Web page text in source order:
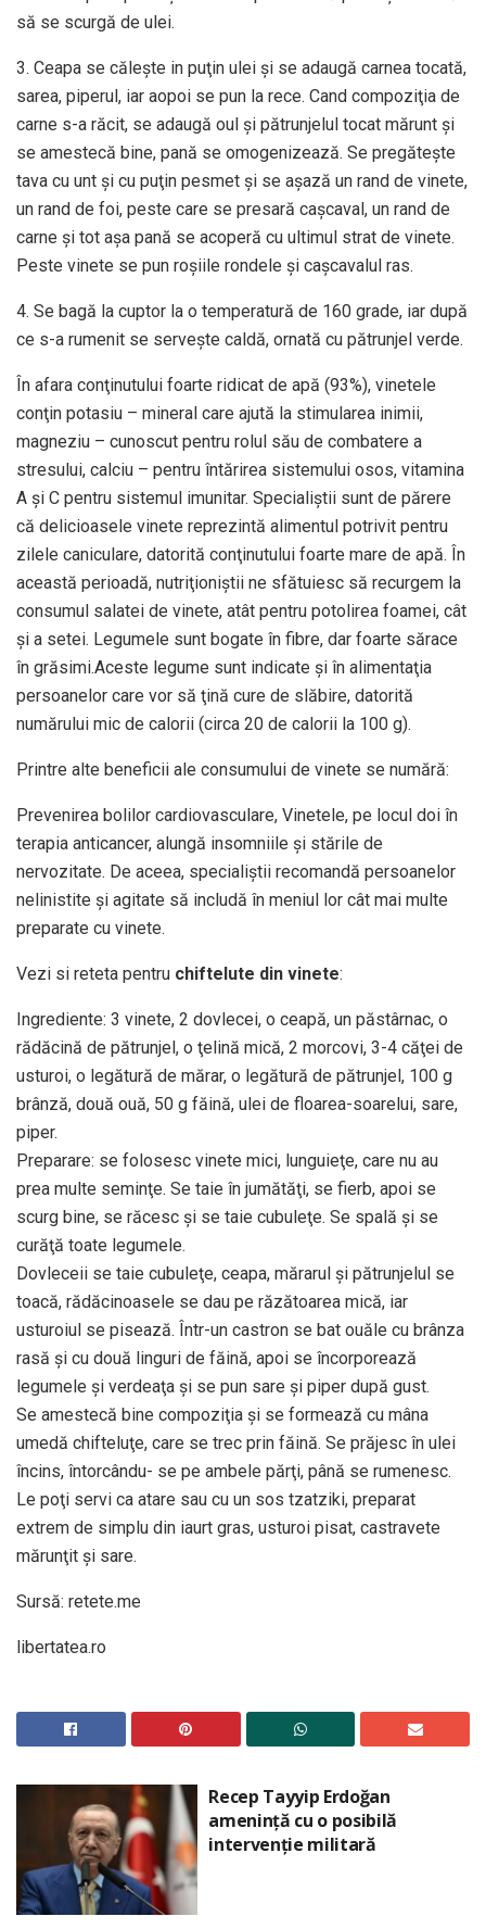
să se scurgă de ulei.
3. Ceapa se căleşte in puţin ulei şi se adaugă carnea tocată,
sarea, piperul, iar aopoi se pun la rece. Cand compoziţia de
carne s-a răcit, se adaugă oul şi pătrunjelul tocat mărunt şi
se amestecă bine, pană se omogenizează. Se pregăteşte
tava cu unt şi cu puţin pesmet şi se aşază un rand de vinete,
un rand de foi, peste care se presară caşcaval, un rand de
carne şi tot aşa pană se acoperă cu ultimul strat de vinete.
Peste vinete se pun roşiile rondele şi caşcavalul ras.
4. Se bagă la cuptor la o temperatură de 160 grade, iar după
ce s-a rumenit se serveşte caldă, ornată cu pătrunjel verde.
În afara conţinutului foarte ridicat de apă (93%), vinetele
conţin potasiu – mineral care ajută la stimularea inimii,
magneziu – cunoscut pentru rolul său de combatere a
stresului, calciu – pentru întărirea sistemului osos, vitamina
A şi C pentru sistemul imunitar. Specialiştii sunt de părere
că delicioasele vinete reprezintă alimentul potrivit pentru
zilele caniculare, datorită conţinutului foarte mare de apă. În
această perioadă, nutriţioniştii ne sfătuiesc să recurgem la
consumul salatei de vinete, atât pentru potolirea foamei, cât
şi a setei. Legumele sunt bogate în fibre, dar foarte sărace
în grăsimi.Aceste legume sunt indicate şi în alimentaţia
persoanelor care vor să ţină cure de slăbire, datorită
numărului mic de calorii (circa 20 de calorii la 100 g).
Printre alte beneficii ale consumului de vinete se numără:
Prevenirea bolilor cardiovasculare, Vinetele, pe locul doi în
terapia anticancer, alungă insomniile şi stările de
nervozitate. De aceea, specialiştii recomandă persoanelor
nelinistite şi agitate să includă în meniul lor cât mai multe
preparate cu vinete.
Vezi si reteta pentru chiftelute din vinete:
Ingrediente: 3 vinete, 2 dovlecei, o ceapă, un păstârnac, o
rădăcină de pătrunjel, o ţelină mică, 2 morcovi, 3-4 căţei de
usturoi, o legătură de mărar, o legătură de pătrunjel, 100 g
brânză, două ouă, 50 g făină, ulei de floarea-soarelui, sare,
piper.
Preparare: se folosesc vinete mici, lunguieţe, care nu au
prea multe seminţe. Se taie în jumătăţi, se fierb, apoi se
scurg bine, se răcesc şi se taie cubuleţe. Se spală şi se
curăţă toate legumele.
Dovleceii se taie cubuleţe, ceapa, mărarul şi pătrunjelul se
toacă, rădăcinoasele se dau pe răzătoarea mică, iar
usturoiul se pisează. Într-un castron se bat ouăle cu brânza
rasă şi cu două linguri de făină, apoi se încorporează
legumele şi verdeaţa şi se pun sare şi piper după gust.
Se amestecă bine compoziţia şi se formează cu mâna
umedă chifteluţe, care se trec prin făină. Se prăjesc în ulei
încins, întorcându- se pe ambele părţi, până se rumenesc.
Le poţi servi ca atare sau cu un sos tzatziki, preparat
extrem de simplu din iaurt gras, usturoi pisat, castravete
mărunţit şi sare.
Sursă: retete.me
libertatea.ro
Recep Tayyip Erdoğan
amenință cu o posibilă
intervenție militară